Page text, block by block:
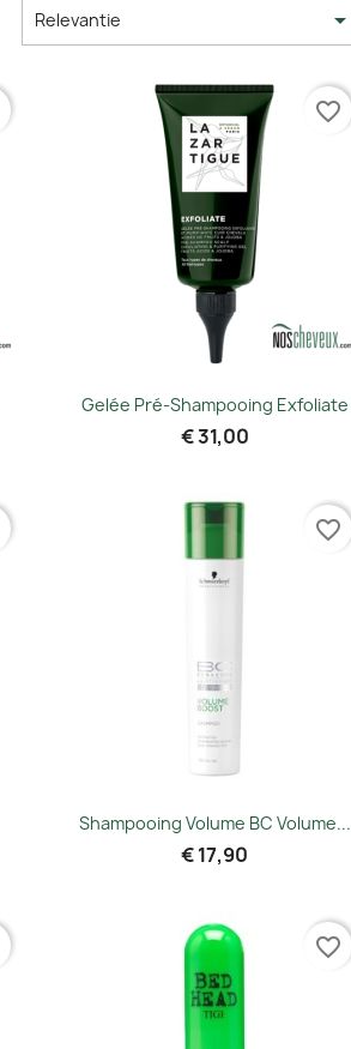
Relevantie 
Snel bekijken
Gelée Pré-Shampooing Exfoliate
€ 31,00
favorite_border
Snel bekijken
Shampooing Volume BC Volume...
€ 17,90
favorite_border
favorite_border